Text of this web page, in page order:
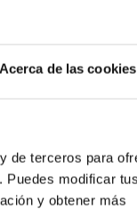
Acerca de las cookies
de terceros para
Puedes modificar
y obtener más